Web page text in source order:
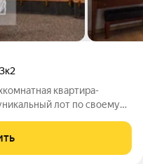
3к2
квартира-
лот по своему
локации